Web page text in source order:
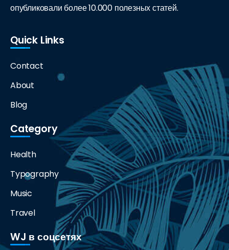
опубликовали более 10.000 полезных статей.
Quick Links
Contact
About
Blog
Category
Health
Typography
Music
Travel
WJ в соцсетях